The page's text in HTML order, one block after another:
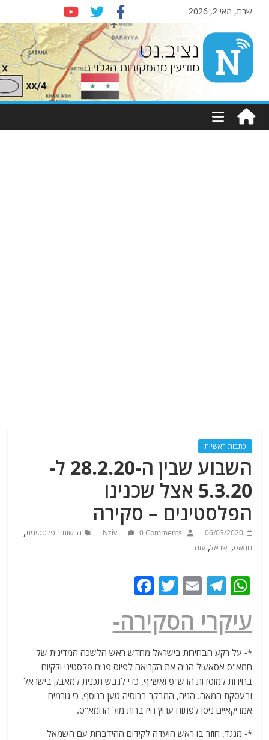
שבת, מאי 2, 2026
Nziv.net
מודיעין
מהמקורות
כתבות ראשיות
השבוע שבין ה-28.2.20 ל-
5.3.20 אצל שכנינו
הפלסטינים – סקירה
06/03/2020
Nziv 0 Comments הרשות הפלסטינית,
חמאס, ישראל,עזה
W
at
s
A
p
p
T
e
g
ra
m
E
ai
l
T
itt
er
c
e
b
o
o
k
עיקרי הסקירה-
*- על רקע הבחירות בישראל מחדש ראש הלשכה המדינית של
חמא"ס אסאעיל הניה את הקריאה לפיוס פנים פלסטיני ולקיום
בחירות למוסדות הרש"פ ואש"ף, כדי לגבש תכנית למאבק בישראל
ובעסקת המאה. הניה, המבקר ברוסיה טען בנוסף, כי גורמים
אמריקאיים ניסו לפתוח ערוץ הידברות מול החמא"ס.
*- מנגד, חוזר בו ראש הועדה לקידום ההידברות עם השמאל